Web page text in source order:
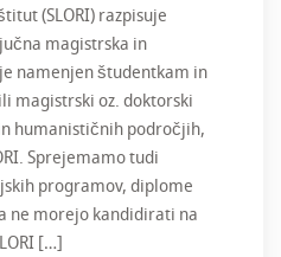
(SLORI) razpisuje
magistrska in
namenjen študentkam in
magistrski oz. doktorski
humanističnih področjih,
Sprejemamo tudi
programov, diplome
ne morejo kandidirati na
[…]